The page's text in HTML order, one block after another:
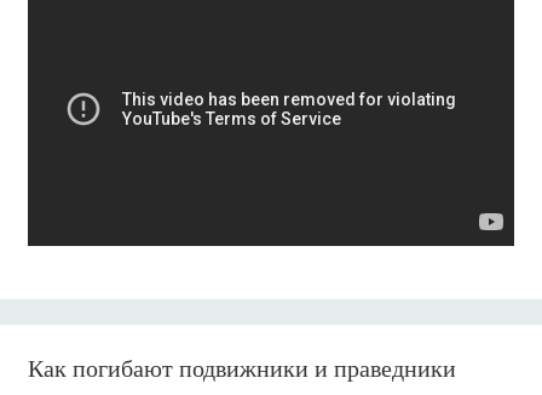
Как погибают подвижники и праведники